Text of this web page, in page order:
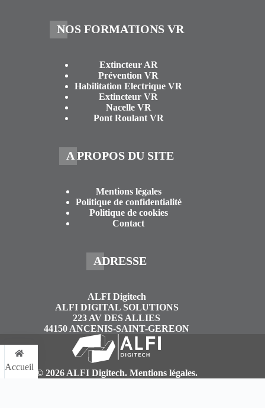
NOS FORMATIONS VR
Extincteur AR
Prévention VR
Habilitation Electrique VR
Extincteur VR
Nacelle VR
Pont Roulant VR
A PROPOS DU SITE
Mentions légales
Politique de confidentialité
Politique de cookies
Contact
ADRESSE
ALFI Digitech
ALFI DIGITAL SOLUTIONS
223 AV DES ALLIES
44150 ANCENIS-SAINT-GEREON
© 2026 ALFI Digitech. Mentions légales.
Accueil